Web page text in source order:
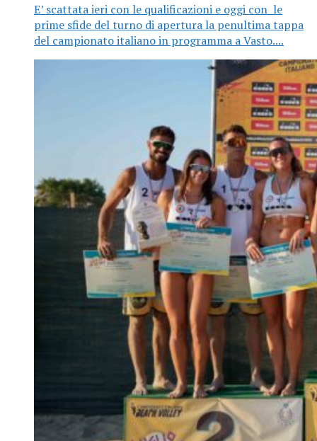
E’ scattata ieri con le qualificazioni e oggi con le
prime sfide del turno di apertura la penultima tappa
del campionato italiano in programma a Vasto....